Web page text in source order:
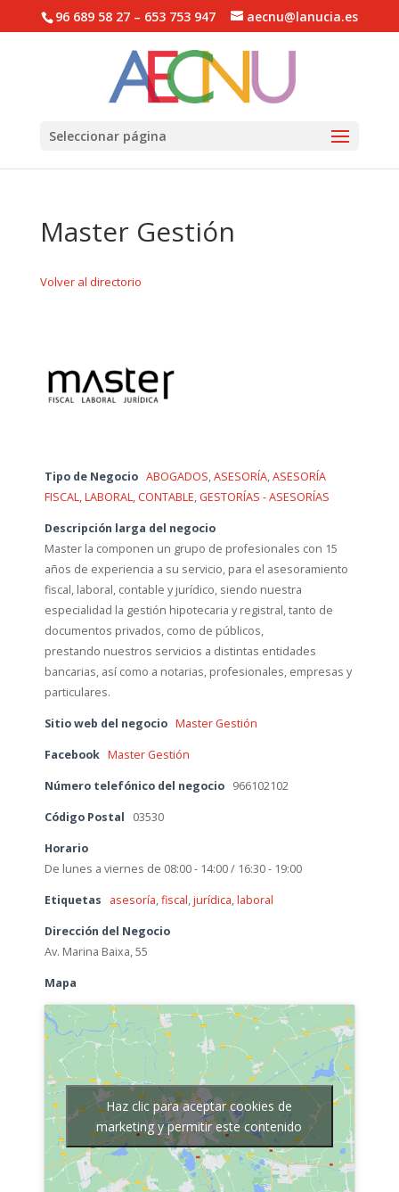
Abrir barra de herramientas
96 689 58 27 – 653 753 947 aecnu@lanucia.es
Seleccionar página
Master Gestión
Volver al directorio
Tipo de Negocio ABOGADOS,ASESORÍA,ASESORÍA
FISCAL, LABORAL, CONTABLE, GESTORÍAS - ASESORÍAS
Descripción larga del negocio
Master la componen un grupo de profesionales con 15
años de experiencia a su servicio, para el asesoramiento
fiscal, laboral, contable y jurídico, siendo nuestra
especialidad la gestión hipotecaria y registral, tanto de
documentos privados, como de públicos,
prestando nuestros servicios a distintas entidades
bancarias, así como a notarias, profesionales, empresas y
particulares.
Sitio web del negocio Master Gestión
Facebook Master Gestión
Número telefónico del negocio 966102102
Código Postal 03530
Horario
De lunes a viernes de 08:00 - 14:00 / 16:30 - 19:00
Etiquetas asesoría,fiscal,jurídica,laboral
Dirección del Negocio
Av. Marina Baixa, 55
Mapa
Haz clic para aceptar cookies de
marketing y permitir este contenido